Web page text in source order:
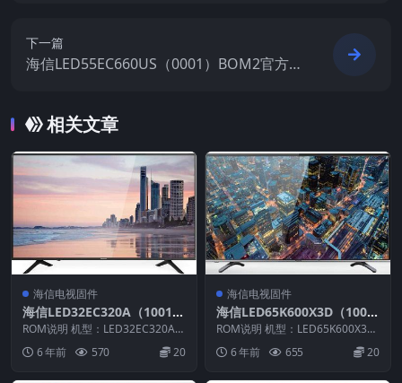
下一篇
海信LED55EC660US（0001）BOM2官方原
相关文章
海信电视固件
海信LED32EC320A（1001）
BOM2官方原厂USB刷机电视
固件包
ROM说明 机型：LED32EC320A
固件版本：（1001） BOM：2
海...6 年前 570 20
海信电视固件
海信LED65K600X3D（100
0）BOM2官方原厂USB刷机
电视固件包
ROM说明 机型：LED65K600X3D
固件版本：（1000） BOM：2 ...
6 年前 655 20